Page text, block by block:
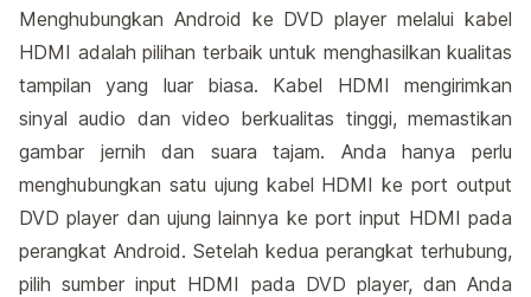
Menghubungkan Android ke DVD player melalui kabel
HDMI adalah pilihan terbaik untuk menghasilkan kualitas
tampilan yang luar biasa. Kabel HDMI mengirimkan
sinyal audio dan video berkualitas tinggi, memastikan
gambar jernih dan suara tajam. Anda hanya perlu
menghubungkan satu ujung kabel HDMI ke port output
DVD player dan ujung lainnya ke port input HDMI pada
perangkat Android. Setelah kedua perangkat terhubung,
pilih sumber input HDMI pada DVD player, dan Anda